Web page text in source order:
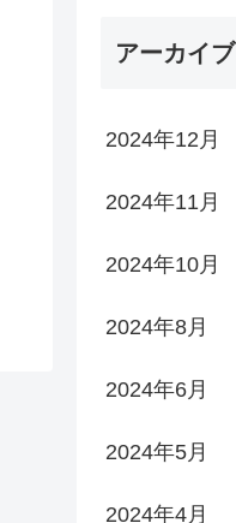
アーカイブ
2024年12月
2024年11月
2024年10月
2024年8月
2024年6月
2024年5月
2024年4月